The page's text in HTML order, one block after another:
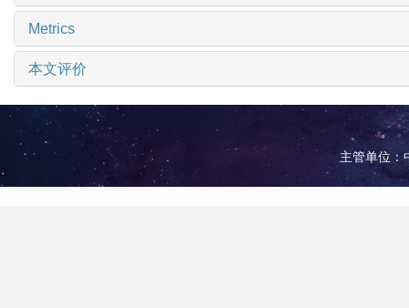
Metrics
本文评价
主管单位：